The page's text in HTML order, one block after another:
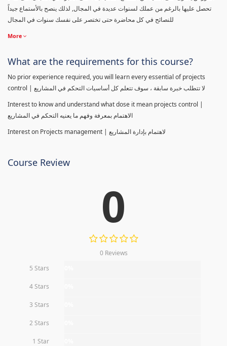
تحصل عليها بالرغم من عملك لسنوات عديدة في المجال, لذلك ينصح بالأستماع جيداً
للنصائح في كل محاضرة حتى تختصر على نفسك سنوات في المجال
More
What are the requirements for this course?
No prior experience required, you will learn every essential of projects
control | لا تتطلب خبرة سابقة ، سوف تتعلم كل أساسيات التحكم في المشاريع
Interest to know and understand what dose it mean projects control |
الاهتمام بمعرفة وفهم ما يعنيه التحكم في المشاريع
Interest on Projects management | لاهتمام بإدارة المشاريع
Course Review
0
0 Reviews
5 Stars
4 Stars
3 Stars
2 Stars
1 Star